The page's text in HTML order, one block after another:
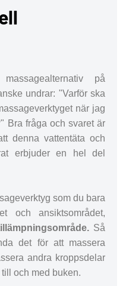
på
undrar: "Varför ska
när jag
Bra fråga och svaret är
denna vattentäta och
erbjuder en hel del
som du bara
och ansiktsområdet,
Så
det för att massera
andra kroppsdelar
och med buken.